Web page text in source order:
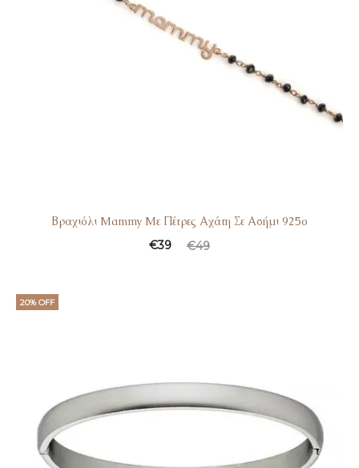
Βραχιόλι Mammy Mε Πέτρες Αχάτη Σε Ασήμι 925ο
€49
€39
20% OFF